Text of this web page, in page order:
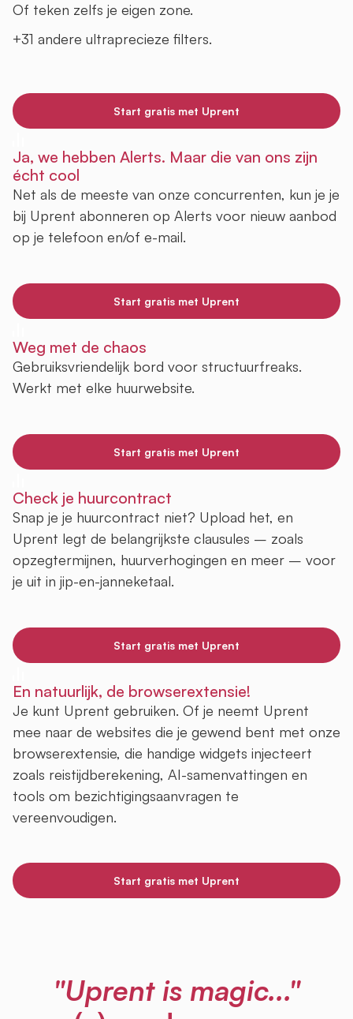
Of teken zelfs je eigen zone.
+31 andere ultraprecieze filters.
Start gratis met Uprent
Ja, we hebben Alerts. Maar die van ons zijn
écht cool
Net als de meeste van onze concurrenten, kun je je
bij Uprent abonneren op Alerts voor nieuw aanbod
op je telefoon en/of e-mail.
Start gratis met Uprent
Weg met de chaos
Gebruiksvriendelijk bord voor structuurfreaks.
Werkt met elke huurwebsite.
Start gratis met Uprent
Check je huurcontract
Snap je je huurcontract niet? Upload het, en
Uprent legt de belangrijkste clausules – zoals
opzegtermijnen, huurverhogingen en meer – voor
je uit in jip-en-janneketaal.
Start gratis met Uprent
En natuurlijk, de browserextensie!
Je kunt Uprent gebruiken. Of je neemt Uprent
mee naar de websites die je gewend bent met onze
browserextensie, die handige widgets injecteert
zoals reistijdberekening, AI-samenvattingen en
tools om bezichtigingsaanvragen te
vereenvoudigen.
Start gratis met Uprent
"Uprent is magic..."